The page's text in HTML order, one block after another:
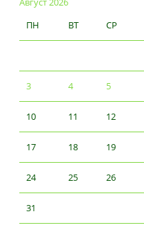
ПН
ВТ СР
3 4 5
10 11 12
17 18 19
24 25 26
31